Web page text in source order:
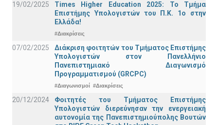
19/02/2025
Times Higher Education 2025: Το Τμήμα
Επιστήμης Υπολογιστών του Π.Κ. 1ο στην
Ελλάδα!
#Διακρίσεις
07/02/2025
Διάκριση φοιτητών του Τμήματος Επιστήμης
Υπολογιστών στον Πανελλήνιο
Πανεπιστημιακό Διαγωνισμό
Προγραμματισμού (GRCPC)
#Διαγωνισμοί #Διακρίσεις
20/12/2024
Φοιτητές του Τμήματος Επιστήμης
Υπολογιστών διερεύνησαν την ενεργειακή
αυτονομία της Πανεπιστημιούπολης Βουτών